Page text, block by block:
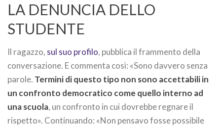
LA DENUNCIA DELLO
STUDENTE
Il ragazzo, sul suo profilo, pubblica il frammento della
conversazione. E commenta così: «Sono davvero senza
parole. Termini di questo tipo non sono accettabili in
un confronto democratico come quello interno ad
una scuola, un confronto in cui dovrebbe regnare il
rispetto». Continuando: «Non pensavo fosse possibile